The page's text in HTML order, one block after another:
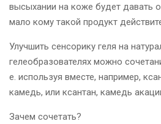
высыхании на коже будет давать
мало кому такой продукт
Улучшить сенсорику геля на
гелеобразователях можно
е. используя вместе, например,
камедь, или ксантан, камедь
Зачем сочетать?